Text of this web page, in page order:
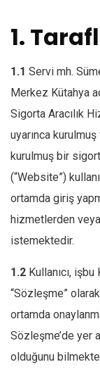
1.
1.1 Servi mh.
Merkez Kütahya
Sigorta Aracılık
uyarınca
kurulmuş bir
(“Website”)
ortamda giriş
hizmetlerden
istemektedir.
1.2 Kullanıcı,
“Sözleşme”
ortamda
Sözleşme’de yer
olduğunu